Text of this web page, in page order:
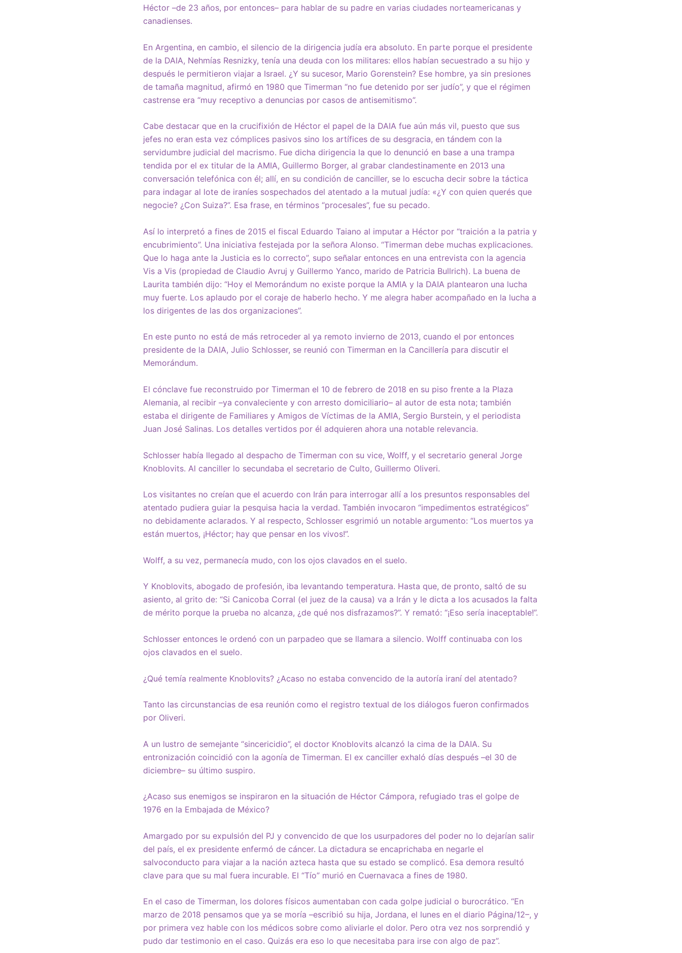
Héctor –de 23 años, por entonces– para hablar de su padre en varias ciudades norteamericanas y
canadienses.
En Argentina, en cambio, el silencio de la dirigencia judía era absoluto. En parte porque el presidente
de la DAIA, Nehmías Resnizky, tenía una deuda con los militares: ellos habían secuestrado a su hijo y
después le permitieron viajar a Israel. ¿Y su sucesor, Mario Gorenstein? Ese hombre, ya sin presiones
de tamaña magnitud, afirmó en 1980 que Timerman “no fue detenido por ser judío”, y que el régimen
castrense era “muy receptivo a denuncias por casos de antisemitismo”.
Cabe destacar que en la crucifixión de Héctor el papel de la DAIA fue aún más vil, puesto que sus
jefes no eran esta vez cómplices pasivos sino los artífices de su desgracia, en tándem con la
servidumbre judicial del macrismo. Fue dicha dirigencia la que lo denunció en base a una trampa
tendida por el ex titular de la AMIA, Guillermo Borger, al grabar clandestinamente en 2013 una
conversación telefónica con él; allí, en su condición de canciller, se lo escucha decir sobre la táctica
para indagar al lote de iraníes sospechados del atentado a la mutual judía: «¿Y con quien querés que
negocie? ¿Con Suiza?”. Esa frase, en términos “procesales”, fue su pecado.
Así lo interpretó a fines de 2015 el fiscal Eduardo Taiano al imputar a Héctor por “traición a la patria y
encubrimiento”. Una iniciativa festejada por la señora Alonso. “Timerman debe muchas explicaciones.
Que lo haga ante la Justicia es lo correcto”, supo señalar entonces en una entrevista con la agencia
Vis a Vis (propiedad de Claudio Avruj y Guillermo Yanco, marido de Patricia Bullrich). La buena de
Laurita también dijo: “Hoy el Memorándum no existe porque la AMIA y la DAIA plantearon una lucha
muy fuerte. Los aplaudo por el coraje de haberlo hecho. Y me alegra haber acompañado en la lucha a
los dirigentes de las dos organizaciones”.
En este punto no está de más retroceder al ya remoto invierno de 2013, cuando el por entonces
presidente de la DAIA, Julio Schlosser, se reunió con Timerman en la Cancillería para discutir el
Memorándum.
El cónclave fue reconstruido por Timerman el 10 de febrero de 2018 en su piso frente a la Plaza
Alemania, al recibir –ya convaleciente y con arresto domiciliario– al autor de esta nota; también
estaba el dirigente de Familiares y Amigos de Víctimas de la AMIA, Sergio Burstein, y el periodista
Juan José Salinas. Los detalles vertidos por él adquieren ahora una notable relevancia.
Schlosser había llegado al despacho de Timerman con su vice, Wolff, y el secretario general Jorge
Knoblovits. Al canciller lo secundaba el secretario de Culto, Guillermo Oliveri.
Los visitantes no creían que el acuerdo con Irán para interrogar allí a los presuntos responsables del
atentado pudiera guiar la pesquisa hacia la verdad. También invocaron “impedimentos estratégicos”
no debidamente aclarados. Y al respecto, Schlosser esgrimió un notable argumento: “Los muertos ya
están muertos, ¡Héctor; hay que pensar en los vivos!”.
Wolff, a su vez, permanecía mudo, con los ojos clavados en el suelo.
Y Knoblovits, abogado de profesión, iba levantando temperatura. Hasta que, de pronto, saltó de su
asiento, al grito de: “Si Canicoba Corral (el juez de la causa) va a Irán y le dicta a los acusados la falta
de mérito porque la prueba no alcanza, ¿de qué nos disfrazamos?”. Y remató: “¡Eso sería inaceptable!”.
Schlosser entonces le ordenó con un parpadeo que se llamara a silencio. Wolff continuaba con los
ojos clavados en el suelo.
¿Qué temía realmente Knoblovits? ¿Acaso no estaba convencido de la autoría iraní del atentado?
Tanto las circunstancias de esa reunión como el registro textual de los diálogos fueron confirmados
por Oliveri.
A un lustro de semejante “sincericidio”, el doctor Knoblovits alcanzó la cima de la DAIA. Su
entronización coincidió con la agonía de Timerman. El ex canciller exhaló días después –el 30 de
diciembre– su último suspiro.
¿Acaso sus enemigos se inspiraron en la situación de Héctor Cámpora, refugiado tras el golpe de
1976 en la Embajada de México?
Amargado por su expulsión del PJ y convencido de que los usurpadores del poder no lo dejarían salir
del país, el ex presidente enfermó de cáncer. La dictadura se encaprichaba en negarle el
salvoconducto para viajar a la nación azteca hasta que su estado se complicó. Esa demora resultó
clave para que su mal fuera incurable. El “Tío” murió en Cuernavaca a fines de 1980.
En el caso de Timerman, los dolores físicos aumentaban con cada golpe judicial o burocrático. “En
marzo de 2018 pensamos que ya se moría –escribió su hija, Jordana, el lunes en el diario Página/12–, y
por primera vez hable con los médicos sobre como aliviarle el dolor. Pero otra vez nos sorprendió y
pudo dar testimonio en el caso. Quizás era eso lo que necesitaba para irse con algo de paz”.